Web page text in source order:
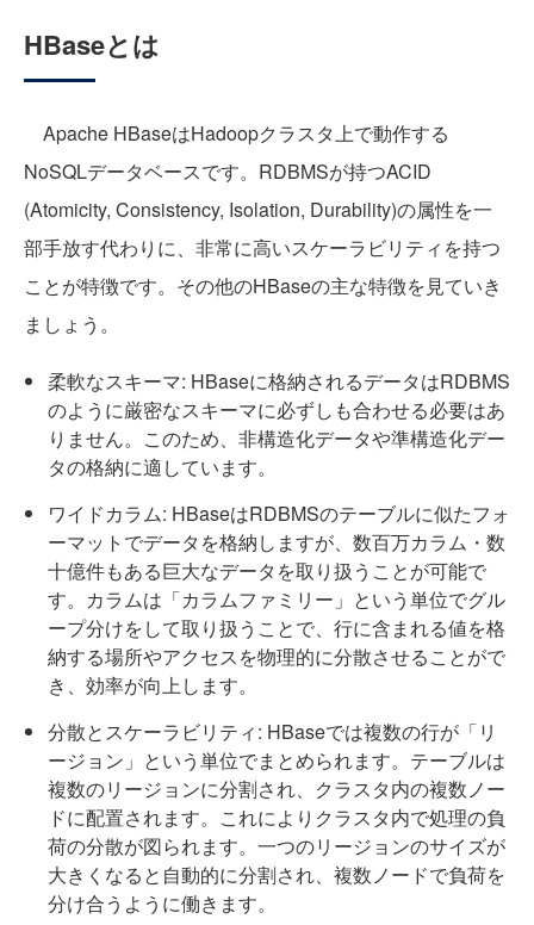
HBaseとは
Apache HBaseはHadoopクラスタ上で動作する
NoSQLデータベースです。RDBMSが持つACID
(Atomicity, Consistency, Isolation, Durability)の属性を一
部手放す代わりに、非常に高いスケーラビリティを持つ
ことが特徴です。その他のHBaseの主な特徴を見ていき
ましょう。
柔軟なスキーマ: HBaseに格納されるデータはRDBMS
のように厳密なスキーマに必ずしも合わせる必要はあ
りません。このため、非構造化データや準構造化デー
タの格納に適しています。
ワイドカラム: HBaseはRDBMSのテーブルに似たフォ
ーマットでデータを格納しますが、数百万カラム・数
十億件もある巨大なデータを取り扱うことが可能で
す。カラムは「カラムファミリー」という単位でグル
ープ分けをして取り扱うことで、行に含まれる値を格
納する場所やアクセスを物理的に分散させることがで
き、効率が向上します。
分散とスケーラビリティ: HBaseでは複数の行が「リ
ージョン」という単位でまとめられます。テーブルは
複数のリージョンに分割され、クラスタ内の複数ノー
ドに配置されます。これによりクラスタ内で処理の負
荷の分散が図られます。一つのリージョンのサイズが
大きくなると自動的に分割され、複数ノードで負荷を
分け合うように働きます。